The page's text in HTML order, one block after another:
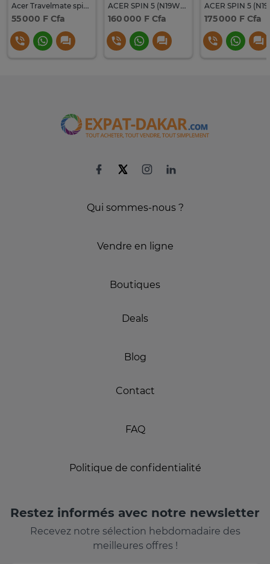
Acer Travelmate spin b311r-31
55 000 F Cfa
ACER SPIN 5 (N19W3) – Core i5 10ème Génération
160 000 F Cfa 175 000 F Cfa
Qui sommes-nous ?
Vendre en ligne
Boutiques
Deals
Blog
Contact
FAQ
Politique de confidentialité
Restez informés avec notre newsletter
Recevez notre sélection hebdomadaire des
meilleures offres !